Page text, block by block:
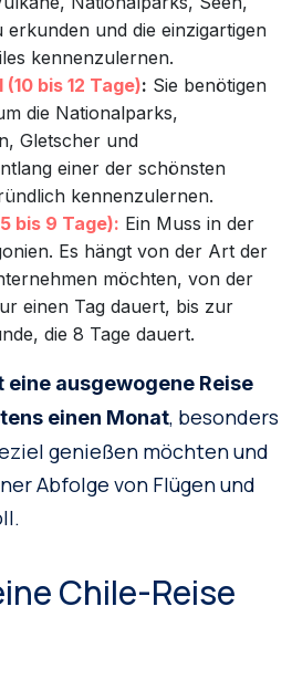
erkunden und die einzigartigen
kennenzulernen.
bis 12 Tage): Sie benötigen
die Nationalparks,
Gletscher und
einer der schönsten
kennenzulernen.
bis 9 Tage): Ein Muss in der
Es hängt von der Art der
möchten, von der
einen Tag dauert, bis zur
die 8 Tage dauert.
ausgewogene Reise
einen Monat, besonders
genießen möchten und
Abfolge von Flügen und
Chile-Reise